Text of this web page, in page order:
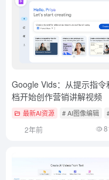
Google Vids：从提示指令
档开始创作营销讲解视频
最新AI资源 # AI图像编辑
2年前